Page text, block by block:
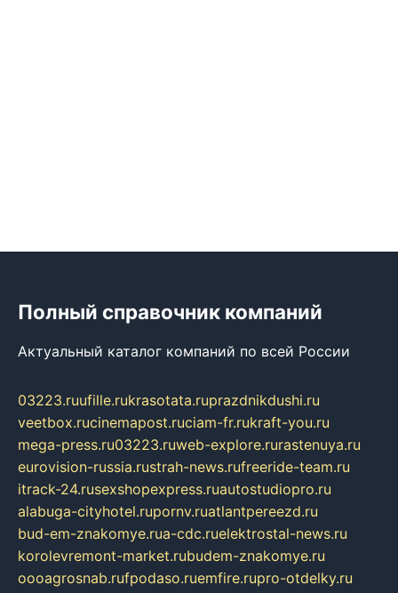
Полный справочник компаний
Актуальный каталог компаний по всей России
03223.ruufille.rukrasotata.ruprazdnikdushi.ru
veetbox.rucinemapost.ruciam-fr.rukraft-you.ru
mega-press.ru03223.ruweb-explore.rurastenuya.ru
eurovision-russia.rustrah-news.rufreeride-team.ru
itrack-24.rusexshopexpress.ruautostudiopro.ru
alabuga-cityhotel.rupornv.ruatlantpereezd.ru
bud-em-znakomye.rua-cdc.ruelektrostal-news.ru
korolevremont-market.rubudem-znakomye.ru
oooagrosnab.rufpodaso.ruemfire.rupro-otdelky.ru